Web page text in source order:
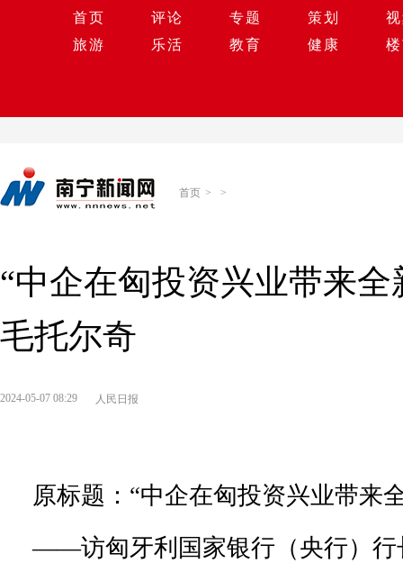
首页 评论 专题 策划
旅游
乐活 教育 健康
首页 > >
“中企在匈投资兴业带来
毛托尔奇
2024-05-07 08:29 人民日报
原标题：“中企在匈投资兴业带来
——访匈牙利国家银行（央行）行